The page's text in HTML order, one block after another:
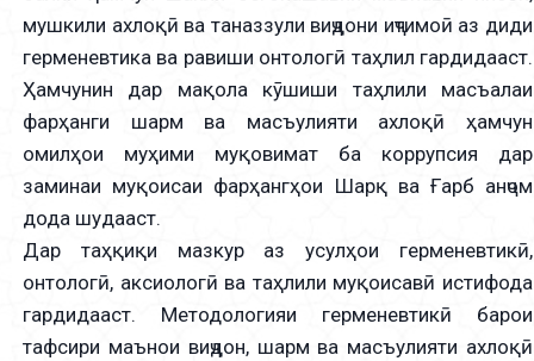
мушкили ахлоқӣ ва таназзули виҷдони иҷтимоӣ аз диди
герменевтика ва равиши онтологӣ таҳлил гардидааст.
Ҳамчунин дар мақола кӯшиши таҳлили масъалаи
фарҳанги шарм ва масъулияти ахлоқӣ ҳамчун
омилҳои муҳими муқовимат ба коррупсия дар
заминаи муқоисаи фарҳангҳои Шарқ ва Ғарб анҷом
дода шудааст.
Дар таҳқиқи мазкур аз усулҳои герменевтикӣ,
онтологӣ, аксиологӣ ва таҳлили муқоисавӣ истифода
гардидааст. Методологияи герменевтикӣ барои
тафсири маънои виҷдон, шарм ва масъулияти ахлоқӣ